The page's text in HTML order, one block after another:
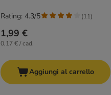
1,99 €
0,17 € / cad.
Rating: 4.3/5 (11)
Aggiungi al carrello